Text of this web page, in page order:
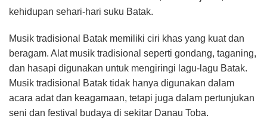
kehidupan sehari-hari suku Batak.
Musik tradisional Batak memiliki ciri khas yang kuat dan
beragam. Alat musik tradisional seperti gondang, taganing,
dan hasapi digunakan untuk mengiringi lagu-lagu Batak.
Musik tradisional Batak tidak hanya digunakan dalam
acara adat dan keagamaan, tetapi juga dalam pertunjukan
seni dan festival budaya di sekitar Danau Toba.